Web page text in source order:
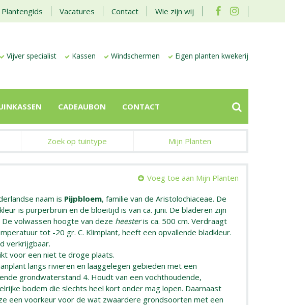
Plantengids Vacatures Contact Wie zijn wij
Vijver specialist Kassen Windschermen Eigen planten kwekerij
CADEAUBON CONTACT
Zoek op tuintype Mijn Planten
Voeg toe aan Mijn Planten
naam is Pijpbloem, familie van de Aristolochiaceae. De
is purperbruin en de bloeitijd is van ca. juni. De bladeren zijn
De volwassen hoogte van deze heesteris ca. 500 cm. Verdraagt
tot -20 gr. C. Klimplant, heeft een opvallende bladkleur.
verkrijgbaar.
voor een niet te droge plaats.
langs rivieren en laaggelegen gebieden met een
grondwaterstand 4. Houdt van een vochthoudende,
bodem die slechts heel kort onder mag lopen. Daarnaast
een voorkeur voor de wat zwaardere grondsoorten met een